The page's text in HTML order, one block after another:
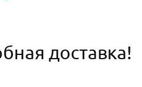
доставка!